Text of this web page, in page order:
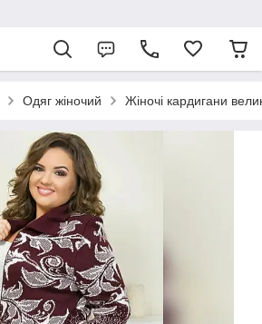
Одяг жіночий Жіночі кардигани